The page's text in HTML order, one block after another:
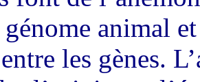
animal
les gènes.